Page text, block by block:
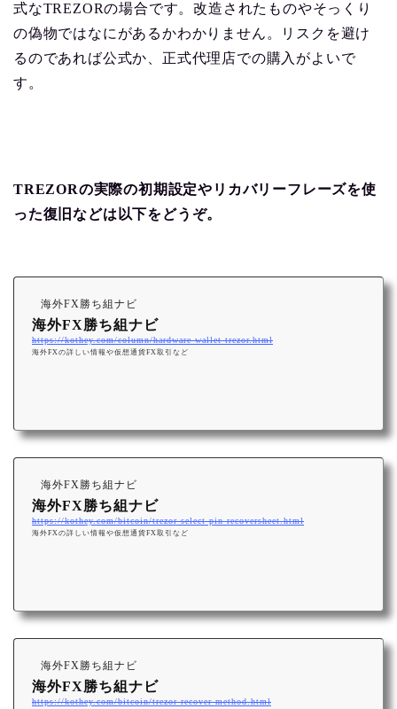
式なTREZORの場合です。改造されたものやそっくり
の偽物ではなにがあるかわかりません。リスクを避け
るのであれば公式か、正式代理店での購入がよいで
す。
TREZORの実際の初期設定やリカバリーフレーズを使
った復旧などは以下をどうぞ。
海外FX勝ち組ナビ
海外FX勝ち組ナビ
https://kothey.com/column/hardware-wallet-trezor.html
海外FXの詳しい情報や仮想通貨FX取引など
海外FX勝ち組ナビ
海外FX勝ち組ナビ
https://kothey.com/bitcoin/trezor-select-pin-recoversheet.html
海外FXの詳しい情報や仮想通貨FX取引など
海外FX勝ち組ナビ
海外FX勝ち組ナビ
https://kothey.com/bitcoin/trezor-recover-method.html